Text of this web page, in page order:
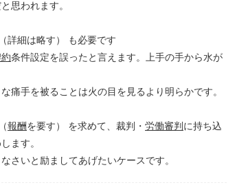
思われます。
（詳細は略す） も必要です
条件設定を誤ったと言えます。上手の手から水が
手を被ることは火の目を見るより明らかです。
報酬を要す） を求めて、裁判・ 労働審判に持ち込
ます。
さいと励ましてあげたいケースです。
経営の知恵
秘書のノウハウ